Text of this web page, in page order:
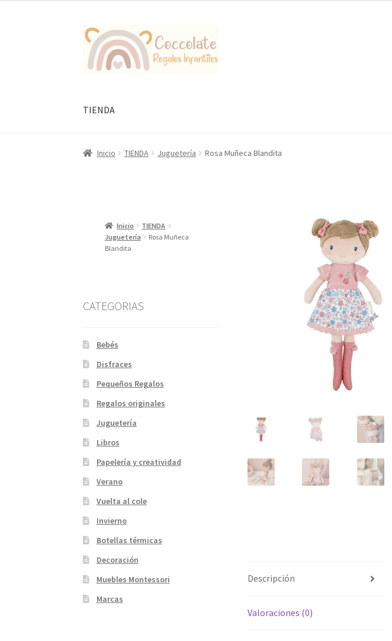
Ir
la
Ir
al
contenido
TIENDA
Inicio TIENDA Juguetería Rosa Muñeca Blandita
Descripción
Valoraciones (0)
Inicio
TIENDA
Juguetería
Rosa Muñeca
Blandita
CATEGORIAS
Bebés
Disfraces
Pequeños Regalos
Regalos originales
Juguetería
Libros
Papelería y creatividad
Verano
Vuelta al cole
Invierno
Botellas térmicas
Decoración
Muebles Montessori
Marcas